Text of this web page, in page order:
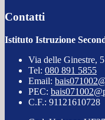
Contatti
Istituto Istruzione
Via delle Ginestre,
Tel: 080 891 5855
Email:
PEC:
C.F.: 91121610728